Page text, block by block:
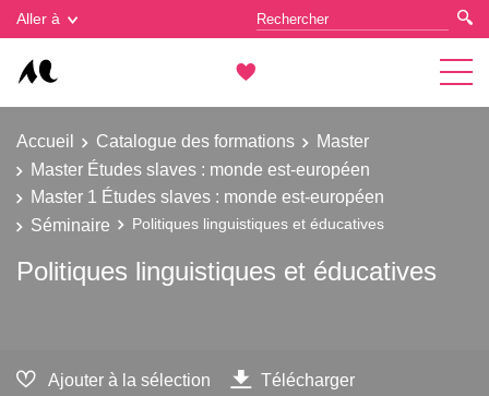
Aller à
Accueil Catalogue des formations
Master
Master Études slaves : monde est-européen
Master 1 Études slaves : monde est-européen
Séminaire
Politiques linguistiques et éducatives
Politiques linguistiques et éducatives
Ajouter à la sélection Télécharger
Gestion des cookies